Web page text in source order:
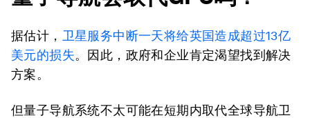
据估计， 卫星服务中断一天将给英国造成超过13亿
美元的损失。因此，政府和企业肯定渴望找到解决
方案。
但量子导航系统不太可能在短期内取代全球导航卫